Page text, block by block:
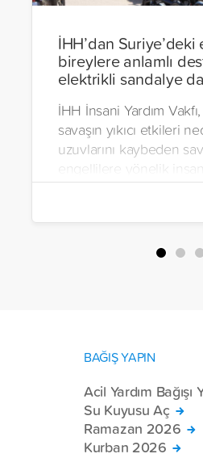
İHH’dan Suriye’deki
bireylere anlamlı
elektrikli sandalye
İHH İnsani Yardım
savaşın yıkıcı etkileri
uzuvlarını kaybeden
engellilere yönelik
çalışmalarını aralıksız
yürütülen son projeyle
Halep, Hama, Humus
bölgelerinde zor
BAĞIŞ YAPIN
Acil Yardım Bağışı
Su Kuyusu Aç
Ramazan 2026
Kurban 2026